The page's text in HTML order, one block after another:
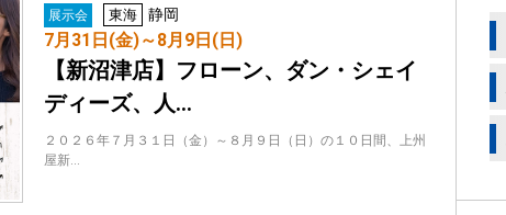
展示会 東海 静岡
7月31日(金)～8月9日(日)
【新沼津店】フローン、ダン・シェイ
ディーズ、人…
２０２６年７月３１日（金）～８月９日（日）の１０日間、上州
屋新…